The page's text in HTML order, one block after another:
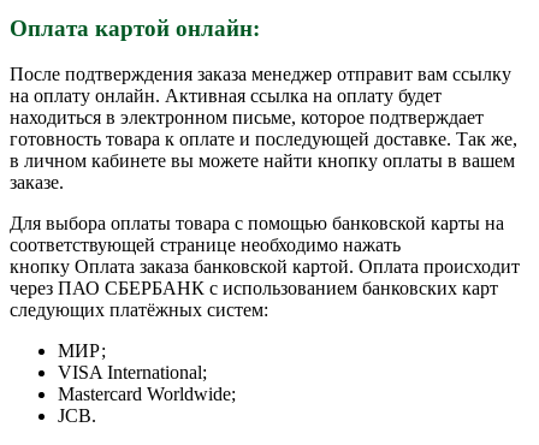
Оплата картой онлайн:
После подтверждения заказа менеджер отправит вам ссылку
на оплату онлайн. Активная ссылка на оплату будет
находиться в электронном письме, которое подтверждает
готовность товара к оплате и последующей доставке. Так же,
в личном кабинете вы можете найти кнопку оплаты в вашем
заказе.
Для выбора оплаты товара с помощью банковской карты на
соответствующей странице необходимо нажать
кнопку Оплата заказа банковской картой. Оплата происходит
через ПАО СБЕРБАНК с использованием банковских карт
следующих платёжных систем:
МИР;
VISA International;
Mastercard Worldwide;
JCB.